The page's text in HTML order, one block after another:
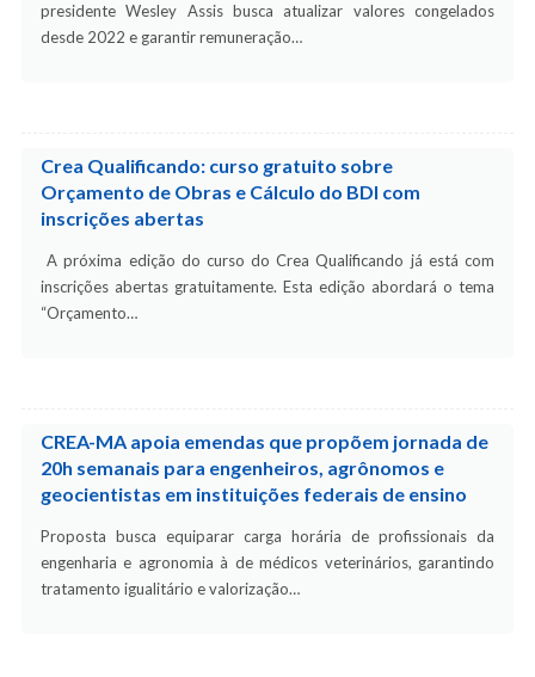
presidente Wesley Assis busca atualizar valores congelados
desde 2022 e garantir remuneração…
Crea Qualificando: curso gratuito sobre
Orçamento de Obras e Cálculo do BDI com
inscrições abertas
A próxima edição do curso do Crea Qualificando já está com
inscrições abertas gratuitamente. Esta edição abordará o tema
“Orçamento…
CREA-MA apoia emendas que propõem jornada de
20h semanais para engenheiros, agrônomos e
geocientistas em instituições federais de ensino
Proposta busca equiparar carga horária de profissionais da
engenharia e agronomia à de médicos veterinários, garantindo
tratamento igualitário e valorização…